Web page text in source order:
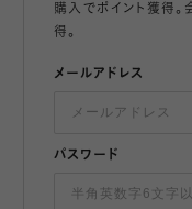
購入でポイント獲得。
得。
メールアドレス
パスワード